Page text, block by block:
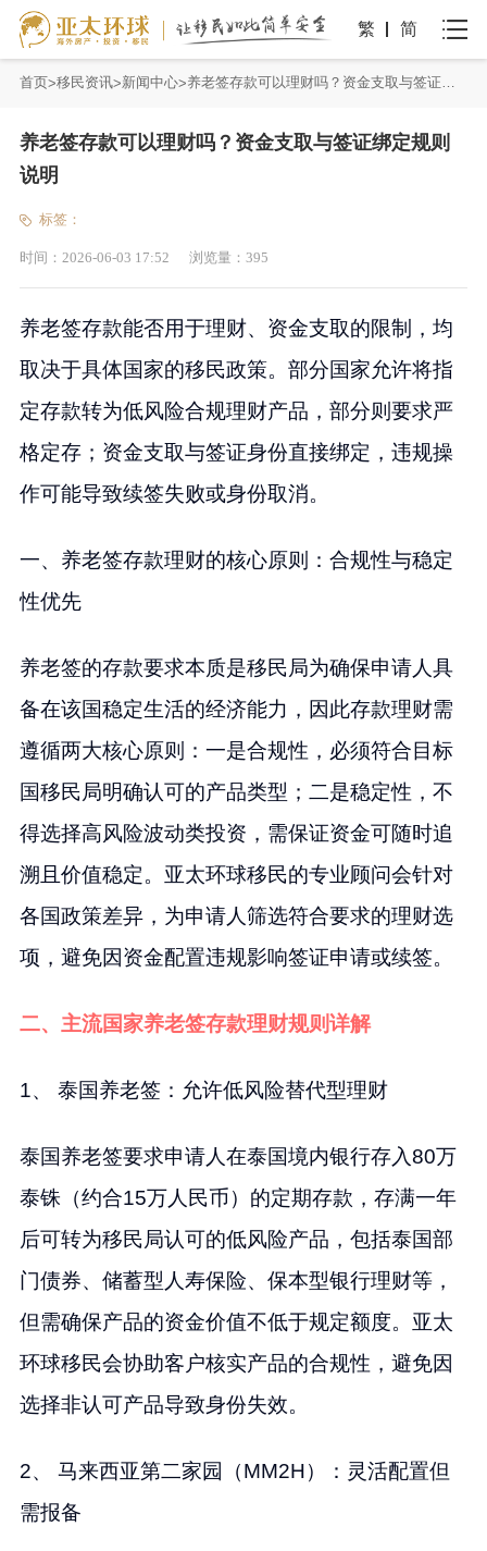
繁 简
首页 移民资讯 新闻中心 养老签存款可以理财吗？资金支取与签证绑定规则说明
养老签存款可以理财吗？资金支取与签证绑定规则
说明
标签：
时间： 2026-06-03 17:52 浏览量： 395
养老签存款能否用于理财、资金支取的限制，均
取决于具体国家的移民政策。部分国家允许将指
定存款转为低风险合规理财产品，部分则要求严
格定存；资金支取与签证身份直接绑定，违规操
作可能导致续签失败或身份取消。
一、养老签存款理财的核心原则：合规性与稳定
性优先
养老签的存款要求本质是移民局为确保申请人具
备在该国稳定生活的经济能力，因此存款理财需
遵循两大核心原则：一是合规性，必须符合目标
国移民局明确认可的产品类型；二是稳定性，不
得选择高风险波动类投资，需保证资金可随时追
溯且价值稳定。亚太环球移民的专业顾问会针对
各国政策差异，为申请人筛选符合要求的理财选
项，避免因资金配置违规影响签证申请或续签。
二、主流国家养老签存款理财规则详解
1、 泰国养老签：允许低风险替代型理财
泰国养老签要求申请人在泰国境内银行存入80万
泰铢（约合15万人民币）的定期存款，存满一年
后可转为移民局认可的低风险产品，包括泰国部
门债券、储蓄型人寿保险、保本型银行理财等，
但需确保产品的资金价值不低于规定额度。亚太
环球移民会协助客户核实产品的合规性，避免因
选择非认可产品导致身份失效。
2、 马来西亚第二家园（MM2H）：灵活配置但
需报备